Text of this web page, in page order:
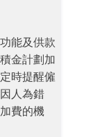
能及供款
金計劃加
時提醒僱
人為錯
費的機